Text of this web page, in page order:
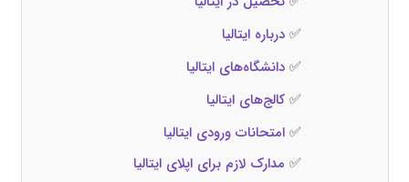
✅درباره ایتالیا
✅دانشگاه‌های ایتالیا
✅کالج‌های ایتالیا
✅امتحانات ورودی ایتالیا
✅ مدارک لازم برای اپلای ایتالیا